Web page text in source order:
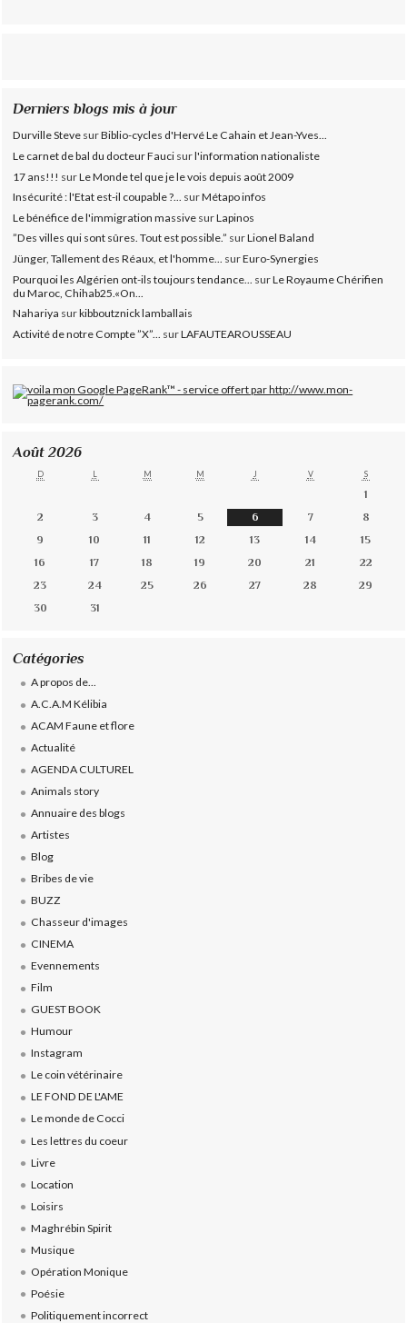
Derniers blogs mis à jour
Durville Steve surBiblio-cycles d'Hervé Le Cahain et Jean-Yves...
Le carnet de bal du docteur Fauci surl'information nationaliste
17 ans!!! surLe Monde tel que je le vois depuis août 2009
Insécurité : l'Etat est-il coupable ?... surMétapo infos
Le bénéfice de l'immigration massive surLapinos
”Des villes qui sont sûres. Tout est possible.” surLionel Baland
Jünger, Tallement des Réaux, et l'homme... surEuro-Synergies
Pourquoi les Algérien ont-ils toujours tendance...
surLe Royaume Chérifien
du Maroc, Chihab25.«On...
Nahariya surkibboutznick lamballais
Activité de notre Compte ”X”...
surLAFAUTEAROUSSEAU
Août 2026
D L M M J V S
1
2
3 4 5 6 7
8
9
10 11 12 13 14
15
16
17 18 19 20 21
22
23
24 25 26 27 28
29
30
31
Catégories
A propos de...
A.C.A.M Kélibia
ACAM Faune et flore
Actualité
AGENDA CULTUREL
Animals story
Annuaire des blogs
Artistes
Blog
Bribes de vie
BUZZ
Chasseur d'images
CINEMA
Evennements
Film
GUEST BOOK
Humour
Instagram
Le coin vétérinaire
LE FOND DE L'AME
Le monde de Cocci
Les lettres du coeur
Livre
Location
Loisirs
Maghrébin Spirit
Musique
Opération Monique
Poésie
Politiquement incorrect